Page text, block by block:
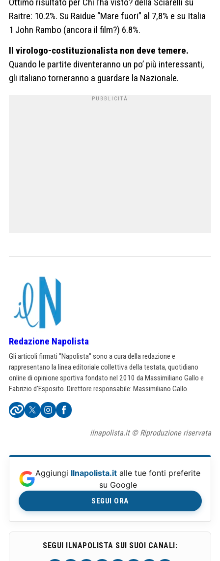
Ottimo risultato per Chi l’ha visto? della Sciarelli su
Raitre: 10.2%. Su Raidue “Mare fuori” al 7,8% e su Italia
1 John Rambo (ancora il film?) 6.8%.
Il virologo-costituzionalista non deve temere.
Quando le partite diventeranno un po’ più interessanti,
gli italiano torneranno a guardare la Nazionale.
Redazione Napolista
Gli articoli firmati "Napolista" sono a cura della redazione e
rappresentano la linea editoriale collettiva della testata, quotidiano
online di opinione sportiva fondato nel 2010 da Massimiliano Gallo e
Fabrizio d'Esposito. Direttore responsabile: Massimiliano Gallo.
ilnapolista.it © Riproduzione riservata
Aggiungi Ilnapolista.it alle tue fonti preferite
su Google
SEGUI ORA
SEGUI ILNAPOLISTA SUI SUOI CANALI: